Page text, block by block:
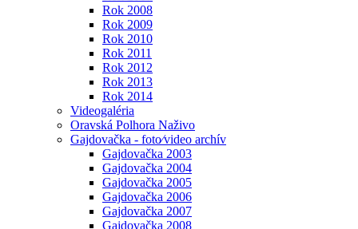
Rok 2008
Rok 2009
Rok 2010
Rok 2011
Rok 2012
Rok 2013
Rok 2014
Videogaléria
Oravská Polhora Naživo
Gajdovačka - foto⁄video archív
Gajdovačka 2003
Gajdovačka 2004
Gajdovačka 2005
Gajdovačka 2006
Gajdovačka 2007
Gajdovačka 2008